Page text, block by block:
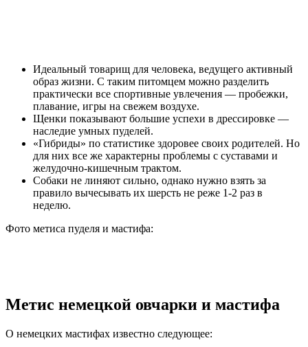
Идеальный товарищ для человека, ведущего активный
образ жизни. С таким питомцем можно разделить
практически все спортивные увлечения — пробежки,
плавание, игры на свежем воздухе.
Щенки показывают большие успехи в дрессировке —
наследие умных пуделей.
«Гибриды» по статистике здоровее своих родителей. Но
для них все же характерны проблемы с суставами и
желудочно-кишечным трактом.
Собаки не линяют сильно, однако нужно взять за
правило вычесывать их шерсть не реже 1-2 раз в
неделю.
Фото метиса пуделя и мастифа:
Метис немецкой овчарки и мастифа
О немецких мастифах известно следующее: